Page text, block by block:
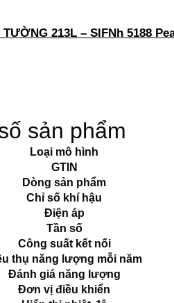
TƯỜNG 213L – SIFNh 5188
sản phẩm
Loại mô hình
GTIN
Dòng sản phẩm
Chỉ số khí hậu
Điện áp
Tần số
Công suất kết nối
thụ năng lượng mỗi năm
Đánh giá năng lượng
Đơn vị điều khiển